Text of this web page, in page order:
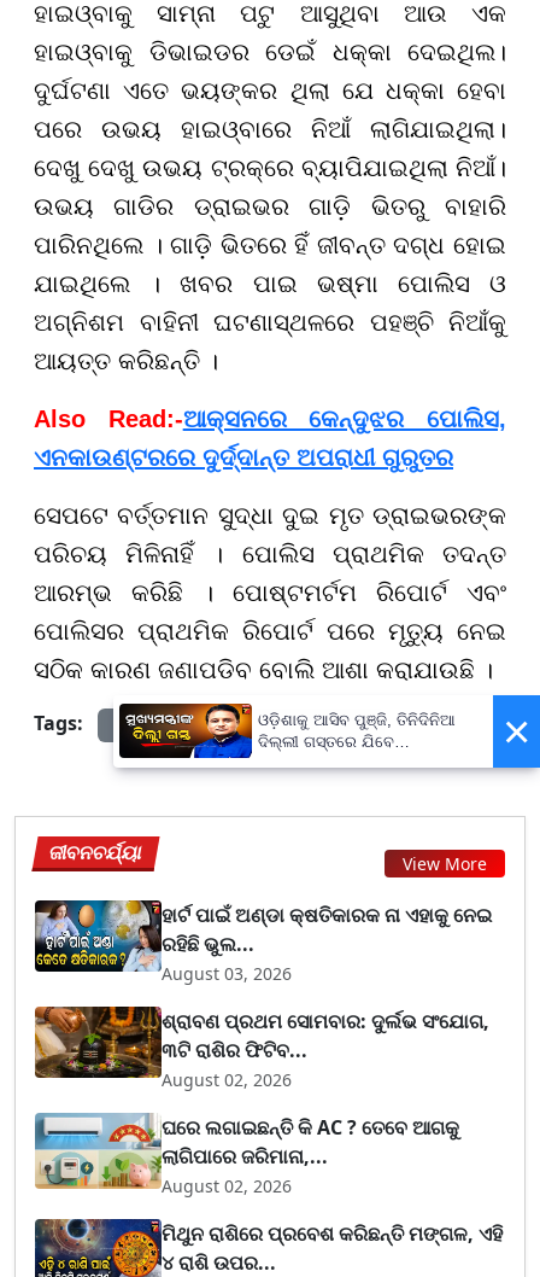
ହାଇଓ୍ବାକୁ ସାମ୍ନା ପଟୁ ଆସୁଥିବା ଆଉ ଏକ
ହାଇଓ୍ବାକୁ ଡିଭାଇଡର ଡେଇଁ ଧକ୍କା ଦେଇଥିଲ।
ଦୁର୍ଘଟଣା ଏତେ ଭୟଙ୍କର ଥିଲା ଯେ ଧକ୍କା ହେବା
ପରେ ଉଭୟ ହାଇଓ୍ବାରେ ନିଆଁ ଲାଗିଯାଇଥିଲା।
ଦେଖୁ ଦେଖୁ ଉଭୟ ଟ୍ରକ୍ରେ ବ୍ୟାପିଯାଇଥିଲା ନିଆଁ।
ଉଭୟ ଗାଡିର ଡ୍ରାଇଭର ଗାଡ଼ି ଭିତରୁ ବାହାରି
ପାରିନଥିଲେ । ଗାଡ଼ି ଭିତରେ ହିଁ ଜୀବନ୍ତ ଦଗ୍ଧ ହୋଇ
ଯାଇଥିଲେ । ଖବର ପାଇ ଭଷ୍ମା ପୋଲିସ ଓ
ଅଗ୍ନିଶମ ବାହିନୀ ଘଟଣାସ୍ଥଳରେ ପହଞ୍ଚି ନିଆଁକୁ
ଆୟତ୍ତ କରିଛନ୍ତି ।
Also Read:-ଆକ୍ସନରେ କେନ୍ଦୁଝର ପୋଲିସ,
ଏନକାଉଣ୍ଟରରେ ଦୁର୍ଦ୍ଦାନ୍ତ ଅପରାଧୀ ଗୁରୁତର
ସେପଟେ ବର୍ତ୍ତମାନ ସୁଦ୍ଧା ଦୁଇ ମୃତ ଡ୍ରାଇଭରଙ୍କ
ପରିଚୟ ମିଳିନାହିଁ । ପୋଲିସ ପ୍ରାଥମିକ ତଦନ୍ତ
ଆରମ୍ଭ କରିଛି । ପୋଷ୍ଟମର୍ଟମ ରିପୋର୍ଟ ଏବଂ
ପୋଲିସର ପ୍ରାଥମିକ ରିପୋର୍ଟ ପରେ ମୃତ୍ୟୁ ନେଇ
ସଠିକ କାରଣ ଜଣାପଡିବ ବୋଲି ଆଶା କରାଯାଉଛି ।
Tags:
prameyanews7 Odisha News
ଜୀବନଚର୍ଯ୍ୟା View More
ହାର୍ଟ ପାଇଁ ଅଣ୍ଡା କ୍ଷତିକାରକ ନା ଏହାକୁ ନେଇ
ରହିଛି ଭୁଲ...
August 03, 2026
ଶ୍ରାବଣ ପ୍ରଥମ ସୋମବାର: ଦୁର୍ଲଭ ସଂଯୋଗ,
୩ଟି ରାଶିର ଫିଟିବ...
August 02, 2026
ଘରେ ଲଗାଇଛନ୍ତି କି AC ? ତେବେ ଆଗକୁ
ଲାଗିପାରେ ଜରିମାନା,...
August 02, 2026
ମିଥୁନ ରାଶିରେ ପ୍ରବେଶ କରିଛନ୍ତି ମଙ୍ଗଳ, ଏହି
୪ ରାଶି ଉପର...
×
ଓଡ଼ିଶାକୁ ଆସିବ ପୁଞ୍ଜି, ତିନିଦିନିଆ
ଦିଲ୍ଲୀ ଗସ୍ତରେ ଯିବେ